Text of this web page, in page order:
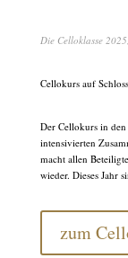
Die Celloklasse
Cellokurs auf
Der Cellokurs in
intensivierten
macht allen
wieder. Dieses Jahr
zum